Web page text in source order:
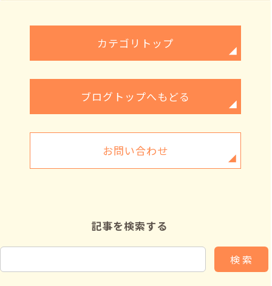
カテゴリトップ
ブログトップへもどる
お問い合わせ
記事を検索する
検 索